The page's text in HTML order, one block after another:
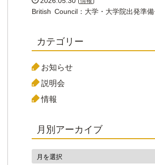
British Council：大学・大学院出発準備
カテゴリー
お知らせ
説明会
情報
月別アーカイブ